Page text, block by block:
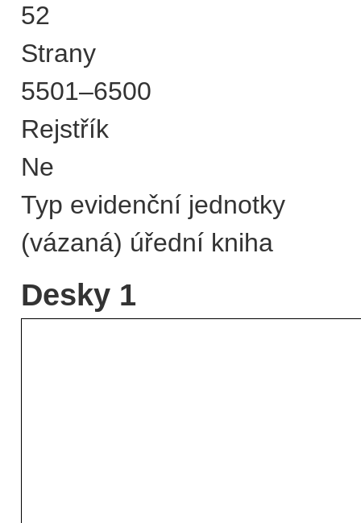
52
Strany
5501–6500
Rejstřík
Ne
Typ evidenční jednotky
(vázaná) úřední kniha
Desky 1